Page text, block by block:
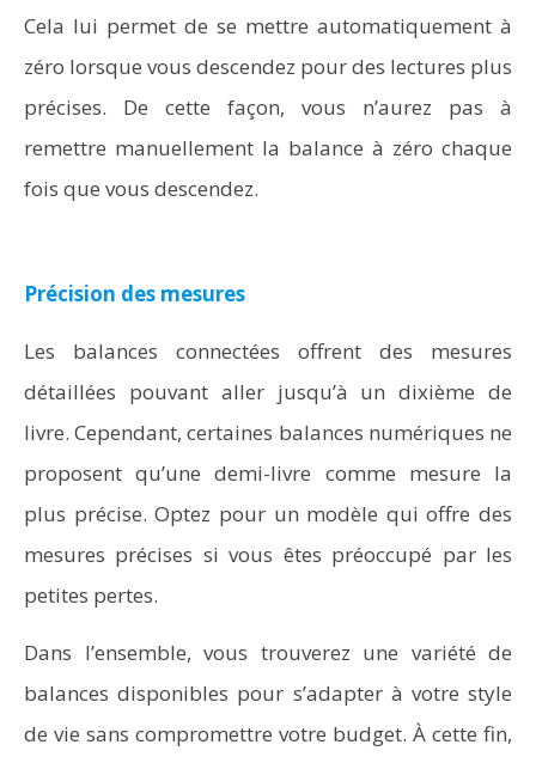
Cela lui permet de se mettre automatiquement à
zéro lorsque vous descendez pour des lectures plus
précises. De cette façon, vous n’aurez pas à
remettre manuellement la balance à zéro chaque
fois que vous descendez.
Précision des mesures
Les balances connectées offrent des mesures
détaillées pouvant aller jusqu’à un dixième de
livre. Cependant, certaines balances numériques ne
proposent qu’une demi-livre comme mesure la
plus précise. Optez pour un modèle qui offre des
mesures précises si vous êtes préoccupé par les
petites pertes.
Dans l’ensemble, vous trouverez une variété de
balances disponibles pour s’adapter à votre style
de vie sans compromettre votre budget. À cette fin,